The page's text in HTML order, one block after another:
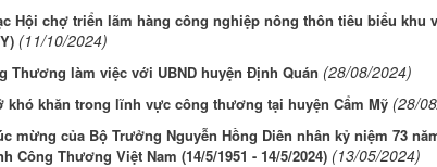
Hội chợ triển lãm hàng công nghiệp nông thôn tiêu biểu khu
(11/10/2024)
Thương làm việc với UBND huyện Định Quán (28/08/2024)
khó khăn trong lĩnh vực công thương tại huyện Cẩm Mỹ (28/
mừng của Bộ Trưởng Nguyễn Hồng Diên nhân kỷ niệm 73
Công Thương Việt Nam (14/5/1951 - 14/5/2024) (13/05/2024)